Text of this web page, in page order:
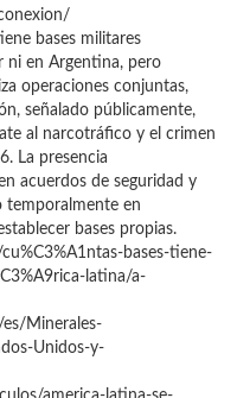
bases militares
ni en Argentina, pero
operaciones conjuntas,
señalado públicamente,
al narcotráfico y el crimen
La presencia
acuerdos de seguridad y
temporalmente en
bases propias.
bases-tiene-
latina/a-
es/Minerales-
Unidos-y-